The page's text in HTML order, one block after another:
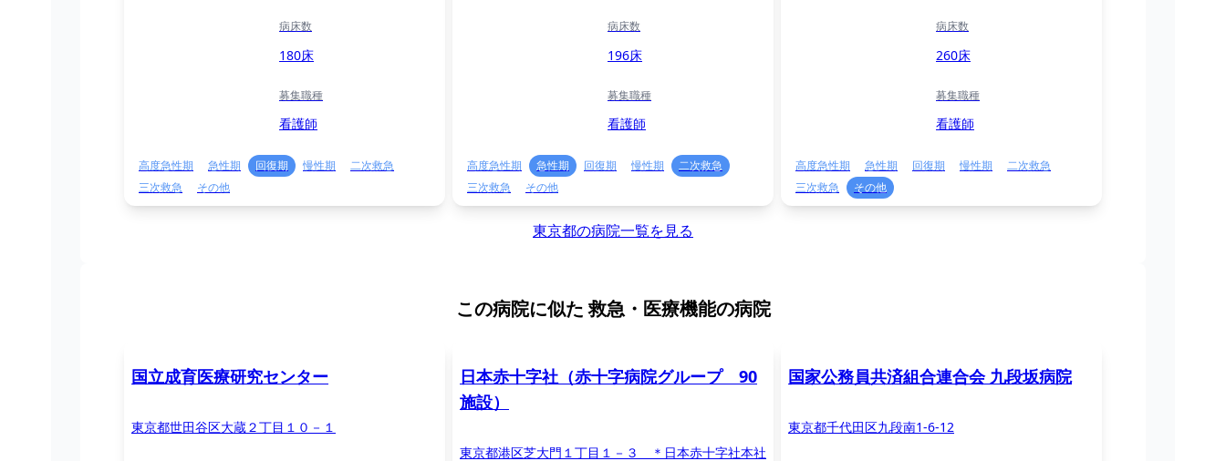
病床数
180床
募集職種
看護師
高度急性期 急性期 回復期 慢性期
二次救急
三次救急
その他
病床数
196床
募集職種
看護師
高度急性期 急性期 回復期 慢性期
二次救急
三次救急
その他
病床数
260床
募集職種
看護師
高度急性期 急性期 回復期 慢性期
二次救急
三次救急
その他
東京都の病院一覧を見る
この病院に似た 救急・医療機能の病院
国立成育医療研究センター
東京都世田谷区大蔵２丁目１０－１
日本赤十字社（赤十字病院グループ 90
施設）
東京都港区芝大門１丁目１－３ ＊日本赤十字社本社
国家公務員共済組合連合会 九段坂病院
東京都千代田区九段南1-6-12